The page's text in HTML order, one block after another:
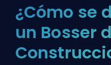
¿Cómo se
un Bosser